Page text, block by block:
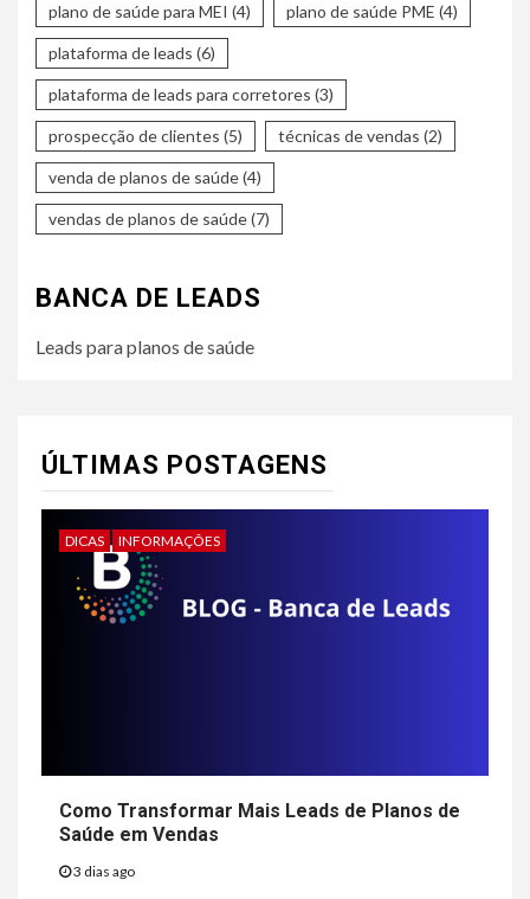
plano de saúde para MEI (4) plano de saúde PME (4)
plataforma de leads (6)
plataforma de leads para corretores (3)
prospecção de clientes (5) técnicas de vendas (2)
venda de planos de saúde(4)
vendas de planos de saúde(7)
BANCA DE LEADS
Leads para planos de saúde
ÚLTIMAS POSTAGENS
DICAS INFORMAÇÕES
Como Transformar Mais Leads de Planos de
Saúde em Vendas
3 dias ago